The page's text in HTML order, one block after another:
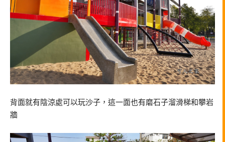
背面就有陰涼處可以玩沙子，這一面也有磨石子溜滑梯和攀岩
牆